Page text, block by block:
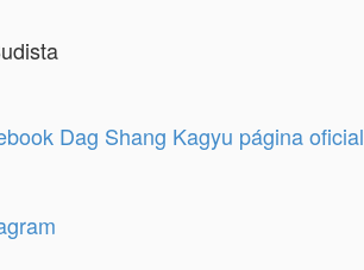
Dag Shang Kagyu página oficial